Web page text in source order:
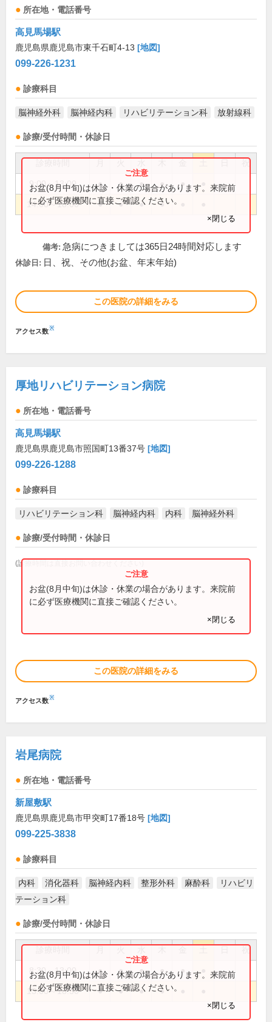
所在地・電話番号
高見馬場駅
鹿児島県鹿児島市東千石町4-13 [地図]
099-226-1231
診療科目
脳神経外科 脳神経内科 リハビリテーション科 放射線科
診療/受付時間・休診日
祝
9:00～13:00 ● ● ● ● ●
14:00～18:00 ● ● ● ●
お盆(8月中旬)は休診・休業の場合があります。来院前
に必ず医療機関に直接ご確認ください。
×閉じる
備考: 急病につきましては365日24時間対応します
休診日: 日、祝、その他(お盆、年末年始)
この医院の詳細をみる
アクセス数※
厚地リハビリテーション病院
所在地・電話番号
高見馬場駅
鹿児島県鹿児島市照国町13番37号 [地図]
099-226-1288
診療科目
リハビリテーション科 脳神経内科 内科 脳神経外科
診療/受付時間・休診日
(診療時間は直接お問い合わせください)
お盆(8月中旬)は休診・休業の場合があります。来院前
に必ず医療機関に直接ご確認ください。
×閉じる
この医院の詳細をみる
アクセス数※
岩尾病院
所在地・電話番号
新屋敷駅
鹿児島県鹿児島市甲突町17番18号 [地図]
099-225-3838
診療科目
内科 消化器科 脳神経内科 整形外科 麻酔科
リハビリ
テーション科
診療/受付時間・休診日
祝
8:30～13:00 ● ● ● ● ●
13:00～18:30 ● ● ● ●
お盆(8月中旬)は休診・休業の場合があります。来院前
に必ず医療機関に直接ご確認ください。
×閉じる